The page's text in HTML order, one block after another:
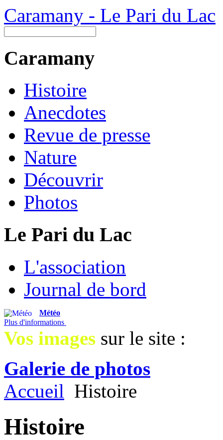
Caramany - Le Pari du Lac
Caramany
Histoire
Anecdotes
Revue de presse
Nature
Découvrir
Photos
Le Pari du Lac
L'association
Journal de bord
Météo
Plus d'informations
Vos images sur le site :
Galerie de photos
Accueil Histoire
Histoire